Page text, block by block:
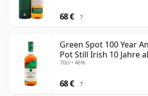
68 € ?
Green Spot 100 Year
Pot Still Irish 10 Jahre
70cl • 46%
68 € ?